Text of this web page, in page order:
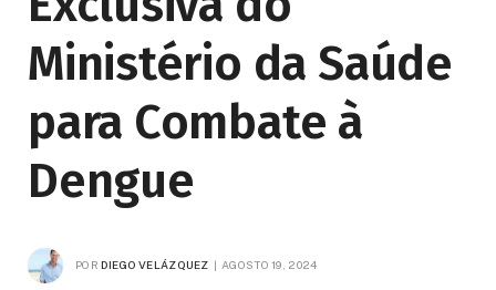
Ministério da Saúde
para Combate à
Dengue
POR DIEGO VELÁZQUEZ AGOSTO 19, 2024